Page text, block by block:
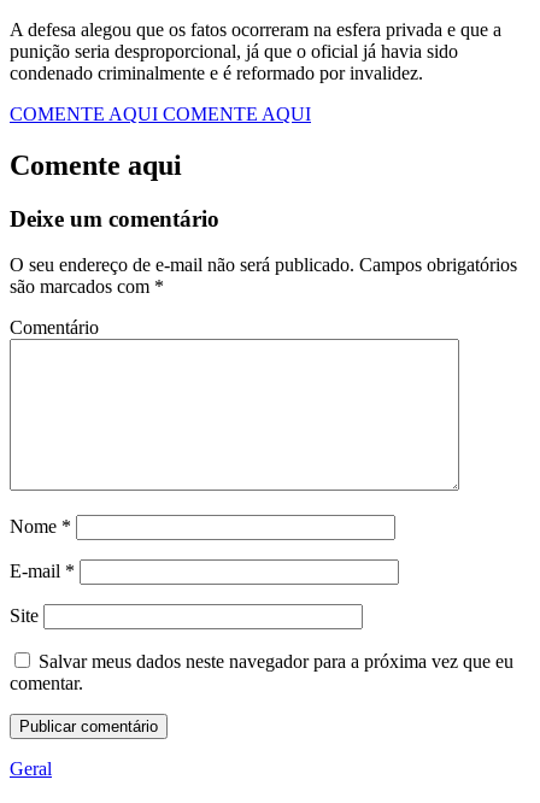
A defesa alegou que os fatos ocorreram na esfera privada e que a
punição seria desproporcional, já que o oficial já havia sido
condenado criminalmente e é reformado por invalidez.
COMENTE AQUI COMENTE AQUI
Comente aqui
Deixe um comentário
O seu endereço de e-mail não será publicado. Campos obrigatórios
são marcados com *
Comentário
Nome *
E-mail *
Site
Salvar meus dados neste navegador para a próxima vez que eu
comentar.
Geral